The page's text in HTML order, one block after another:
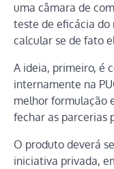
uma câmara de
teste de eficácia do
calcular se de fato
A ideia, primeiro, é
internamente na
melhor formulação
fechar as parcerias
O produto deverá
iniciativa privada,